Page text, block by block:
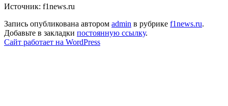
Источник: f1news.ru
Запись опубликована автором admin в рубрике f1news.ru.
Добавьте в закладки постоянную ссылку.
Сайт работает на WordPress